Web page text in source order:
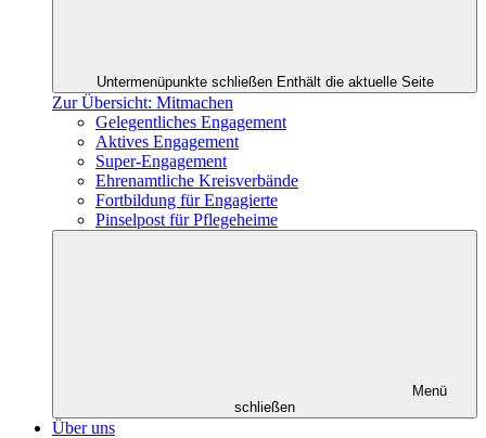
Untermenüpunkte schließen Enthält die aktuelle Seite
Zur Übersicht: Mitmachen
Gelegentliches Engagement
Aktives Engagement
Super-Engagement
Ehrenamtliche Kreisverbände
Fortbildung für Engagierte
Pinselpost für Pflegeheime
Menü
schließen
Über uns